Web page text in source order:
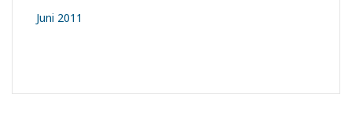
Juni 2011